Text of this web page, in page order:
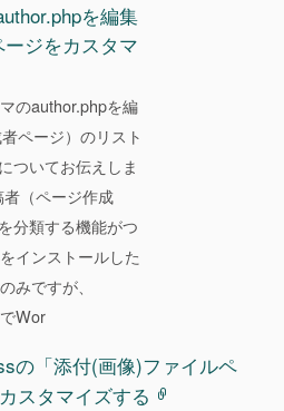
を編集
ジをカスタマ
のauthor.phpを編
ページ）のリスト
ついてお伝えしま
（ページ作成
分類する機能がつ
インストールした
みですが、
Wor
の「添付(画像)ファイルペ
スタマイズする